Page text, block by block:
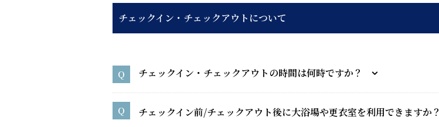
チェックイン・チェックアウトについて
チェックイン・チェックアウトの時間は何時ですか？
チェックイン前/チェックアウト後に大浴場や更衣室を利用できますか？